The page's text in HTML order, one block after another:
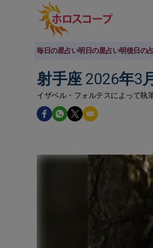
毎日の星占い明日の星占い明後日の
射手座 2026年3
イザベル・フォルテスによって執